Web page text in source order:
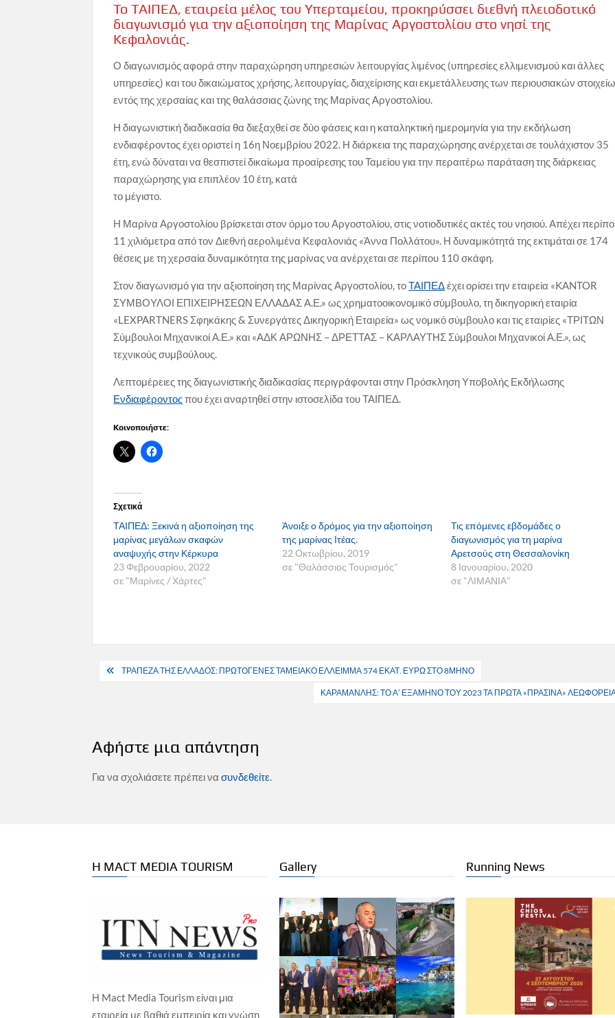
Το ΤΑΙΠΕΔ, εταιρεία μέλος του Υπερταμείου, προκηρύσσει διεθνή πλειοδοτικό
διαγωνισμό για την αξιοποίηση της Μαρίνας Αργοστολίου στο νησί της
Κεφαλονιάς.
Ο διαγωνισμός αφορά στην παραχώρηση υπηρεσιών λειτουργίας λιμένος (υπηρεσίες ελλιμενισμού και άλλες
υπηρεσίες) και του δικαιώματος χρήσης, λειτουργίας, διαχείρισης και εκμετάλλευσης των περιουσιακών
εντός της χερσαίας και της θαλάσσιας ζώνης της Μαρίνας Αργοστολίου.
Η διαγωνιστική διαδικασία θα διεξαχθεί σε δύο φάσεις και η καταληκτική ημερομηνία για την εκδήλωση
ενδιαφέροντος έχει οριστεί η 16η Νοεμβρίου 2022. Η διάρκεια της παραχώρησης ανέρχεται σε τουλάχιστον 35
έτη, ενώ δύναται να θεσπιστεί δικαίωμα προαίρεσης του Ταμείου για την περαιτέρω παράταση της διάρκειας
παραχώρησης για επιπλέον 10 έτη, κατά
το μέγιστο.
Η Μαρίνα Αργοστολίου βρίσκεται στον όρμο του Αργοστολίου, στις νοτιοδυτικές ακτές του νησιού. Απέχει
11 χιλιόμετρα από τον Διεθνή αερολιμένα Κεφαλονιάς «Άννα Πολλάτου». Η δυναμικότητά της εκτιμάται σε 174
θέσεις με τη χερσαία δυναμικότητα της μαρίνας να ανέρχεται σε περίπου 110 σκάφη.
Στον διαγωνισμό για την αξιοποίηση της Μαρίνας Αργοστολίου, τοΤΑΙΠΕΔέχει ορίσει την εταιρεία «KANTOR
ΣΥΜΒΟΥΛΟΙ ΕΠΙΧΕΙΡΗΣΕΩΝ ΕΛΛΑΔΑΣ Α.Ε.» ως χρηματοοικονομικό σύμβουλο, τη δικηγορική εταιρία
«LEXPARTNERS Σφηκάκης & Συνεργάτες Δικηγορική Εταιρεία» ως νομικό σύμβουλο και τις εταιρίες «ΤΡΙΤΩΝ
Σύμβουλοι Μηχανικοί Α.Ε.» και «ΑΔΚ ΑΡΩΝΗΣ – ΔΡΕΤΤΑΣ – ΚΑΡΛΑΥΤΗΣ Σύμβουλοι Μηχανικοί Α.Ε.», ως
τεχνικούς συμβούλους.
Λεπτομέρειες της διαγωνιστικής διαδικασίας περιγράφονται στην Πρόσκληση Υποβολής Εκδήλωσης
Ενδιαφέροντοςπου έχει αναρτηθεί στην ιστοσελίδα του ΤΑΙΠΕΔ.
Κοινοποιήστε:
Σχετικά
ΤΑΙΠΕΔ: Ξεκινά η αξιοποίηση της
μαρίνας μεγάλων σκαφών
αναψυχής στην Κέρκυρα
23 Φεβρουαρίου, 2022
σε "Μαρίνες / Χάρτες"
Άνοιξε ο δρόμος για την αξιοποίηση
της μαρίνας Ιτέας.
22 Οκτωβρίου, 2019
σε "Θαλάσσιος Τουρισμός"
Τις επόμενες εβδομάδες ο
διαγωνισμός για τη μαρίνα
Αρετσούς στη Θεσσαλονίκη
8 Ιανουαρίου, 2020
σε "ΛΙΜΑΝΙΑ"
Πλοήγηση
ΤΡΑΠΕΖΑ ΤΗΣ ΕΛΛΑΔΟΣ: ΠΡΩΤΟΓΕΝΕΣ ΤΑΜΕΙΑΚΟ ΕΛΛΕΙΜΜΑ 574 ΕΚΑΤ. ΕΥΡΩ ΣΤΟ 8ΜΗΝΟ
ΚΑΡΑΜΑΝΛΗΣ: ΤΟ Α’ ΕΞΑΜΗΝΟ ΤΟΥ 2023 ΤΑ ΠΡΩΤΑ «ΠΡΑΣΙΝΑ»
Αφήστε μια απάντηση
Για να σχολιάσετε πρέπει νασυνδεθείτε.
Η MACT MEDIA TOURISM
Η Mact Media Tourism είναι μια
εταιρεία με βαθιά εμπειρία και γνώση
Gallery Running News
ΕΠΙΧΕΙΡΗΣΕΙΣ ΞΕΝΟΔΟΧΕΙΑ